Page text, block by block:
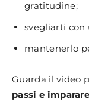
gratitudine;
svegliarti
mantenerlo
Guarda il video
passi e